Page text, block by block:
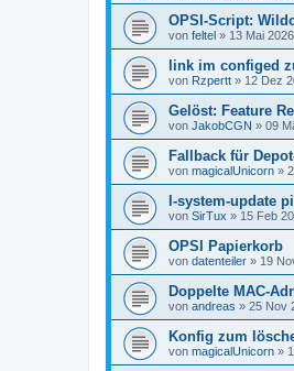
OPSI-Script:
von feltel » 13 Mai
link im configed
von Rzpertt » 12 Dez
Gelöst: Feature
von JakobCGN » 09
Fallback für
von magicalUnicorn »
l-system-update
von SirTux » 15 Feb
OPSI Papierkorb
von datenteiler » 19
Doppelte MAC-
von andreas » 25 Nov
Konfig zum
von magicalUnicorn »